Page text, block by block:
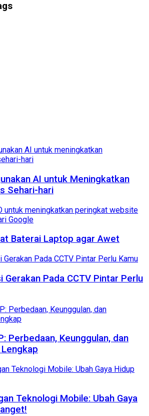
AI untuk Meningkatkan
Sehari-hari
Baterai Laptop agar Awet
Gerakan Pada CCTV Pintar Perlu
Perbedaan, Keunggulan, dan
Teknologi Mobile: Ubah Gaya